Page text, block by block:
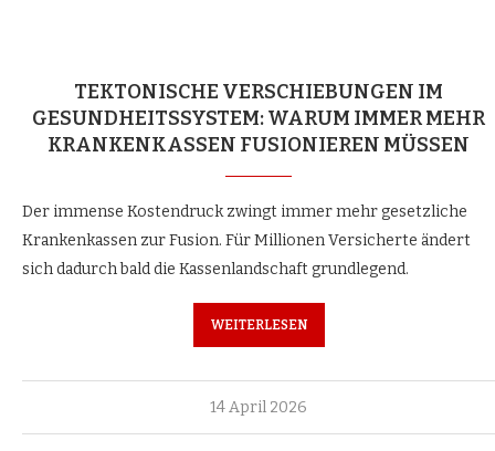
TEKTONISCHE VERSCHIEBUNGEN IM
GESUNDHEITSSYSTEM: WARUM IMMER MEHR
KRANKENKASSEN FUSIONIEREN MÜSSEN
Der immense Kostendruck zwingt immer mehr gesetzliche
Krankenkassen zur Fusion. Für Millionen Versicherte ändert
sich dadurch bald die Kassenlandschaft grundlegend.
WEITERLESEN
14 April 2026